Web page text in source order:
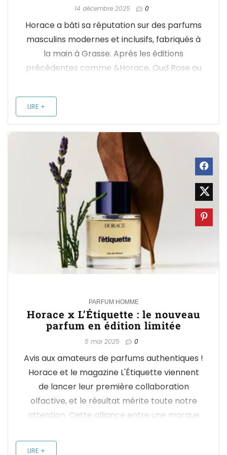
14 décembre 2025 0
Horace a bâti sa réputation sur des parfums
masculins modernes et inclusifs, fabriqués à
la main à Grasse. Après les éditions
précédentes comme &Horace, Oud Rose ou
aujourd'hui Vintage Vanilla, une fragrance qui
met à l’honneur deux matières nobles : la
vanille et le cuir. ...
LIRE +
PARFUM HOMME
Horace x L’Étiquette : le nouveau
parfum en édition limitée
5 mai 2025 0
Avis aux amateurs de parfums authentiques !
Horace et le magazine L'Étiquette viennent
de lancer leur première collaboration
olfactive, et le résultat mérite toute notre
attention. Cette alliance entre une marque
style masculin n'est pas le fruit du hasard,
LIRE +